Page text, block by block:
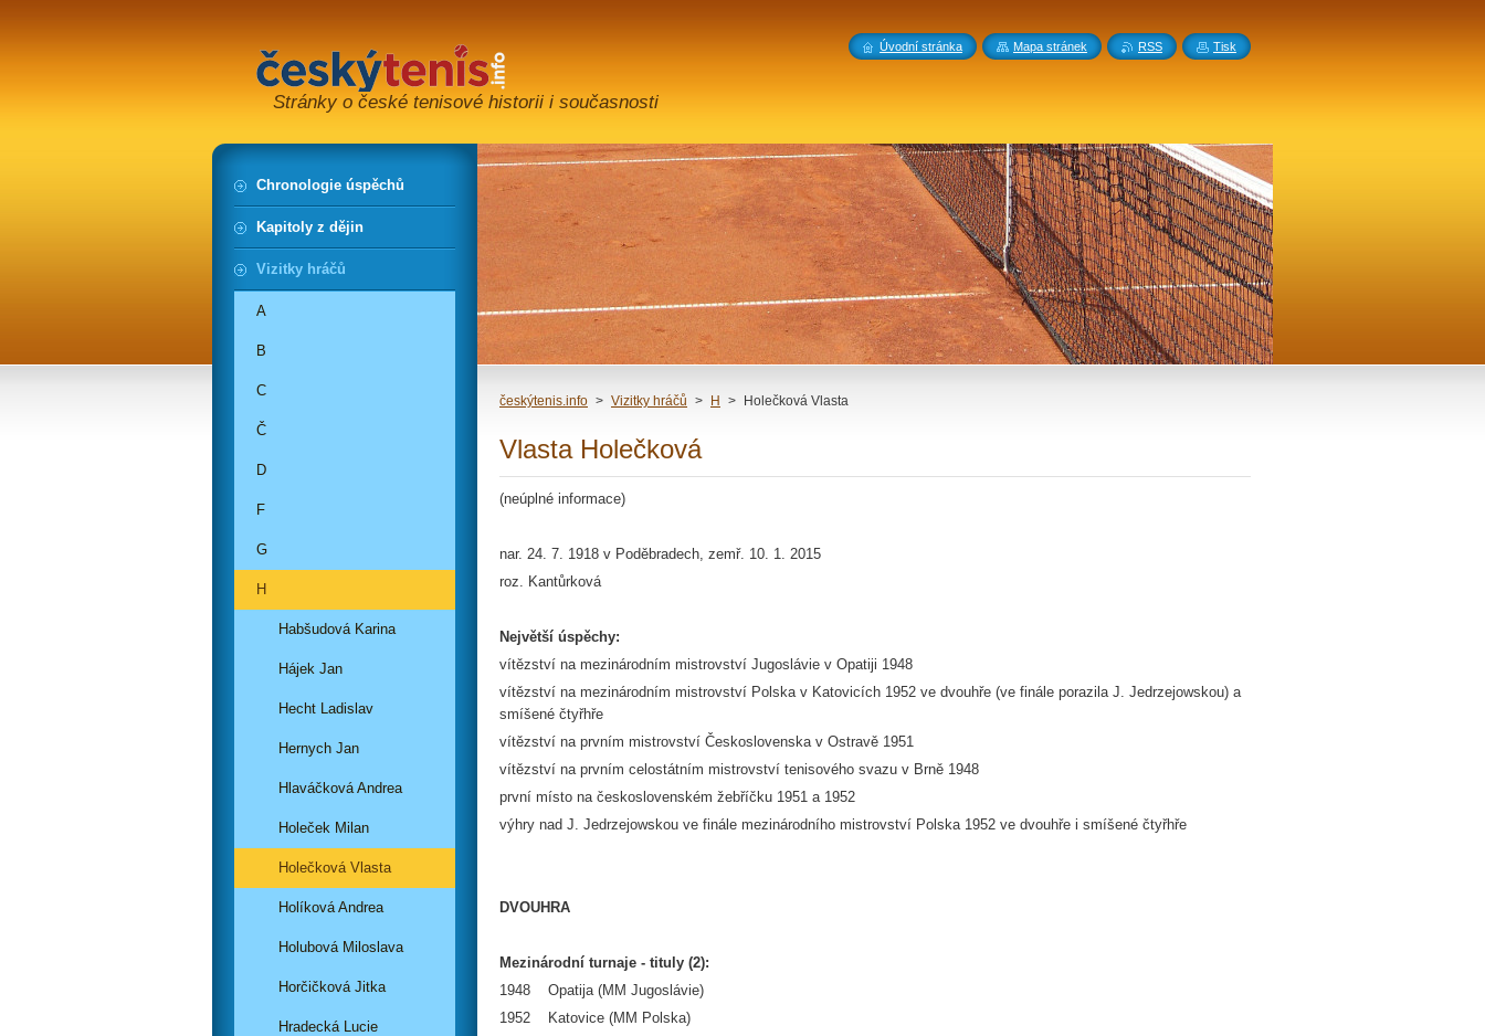
Stránky o české tenisové historii i současnosti
českýtenis.info > Vizitky hráčů > H > Holečková Vlasta
Vlasta Holečková
(neúplné informace)
nar. 24. 7. 1918 v Poděbradech, zemř. 10. 1. 2015
roz. Kantůrková
Největší úspěchy:
vítězství na mezinárodním mistrovství Jugoslávie v Opatiji 1948
vítězství na mezinárodním mistrovství Polska v Katovicích 1952 ve dvouhře (ve finále porazila J. Jedrzejowskou) a
smíšené čtyřhře
vítězství na prvním mistrovství Československa v Ostravě 1951
vítězství na prvním celostátním mistrovství tenisového svazu v Brně 1948
první místo na československém žebříčku 1951 a 1952
výhry nad J. Jedrzejowskou ve finále mezinárodního mistrovství Polska 1952 ve dvouhře i smíšené čtyřhře
DVOUHRA
Mezinárodní turnaje - tituly (2):
1948 Opatija (MM Jugoslávie)
1952 Katovice (MM Polska)
Chronologie úspěchů
Kapitoly z dějin
Vizitky hráčů
A
B
C
Č
D
F
G
H
Habšudová Karina
Hájek Jan
Hecht Ladislav
Hernych Jan
Hlaváčková Andrea
Holeček Milan
Holečková Vlasta
Holíková Andrea
Holubová Miloslava
Horčičková Jitka
Hradecká Lucie
Úvodní stránka Mapa stránek RSS Tisk